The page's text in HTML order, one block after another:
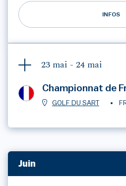
INFOS
23 mai - 24 mai
Championnat de
GOLF DU SART
Juin